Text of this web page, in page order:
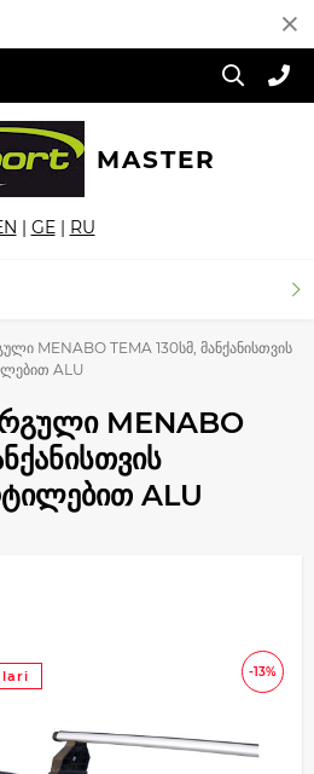
MASTER
| GE| RU
MENABO TEMA 130სმ, მანქანისთვის
ALU
MENABO
ALU
-13%
lari